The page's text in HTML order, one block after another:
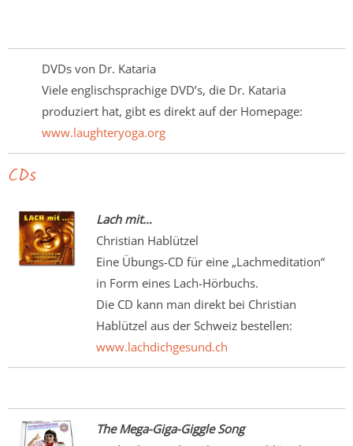
DVDs von Dr. Kataria
Viele englischsprachige DVD’s, die Dr. Kataria
produziert hat, gibt es direkt auf der Homepage:
www.laughteryoga.org
CDs
Lach mit…
Christian Hablützel
Eine Übungs-CD für eine „Lachmeditation“
in Form eines Lach-Hörbuchs.
Die CD kann man direkt bei Christian
Hablützel aus der Schweiz bestellen:
www.lachdichgesund.ch
The Mega-Giga-Giggle Song